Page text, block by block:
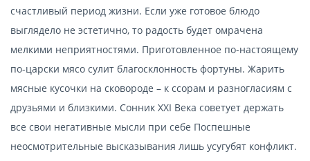
счастливый период жизни. Если уже готовое блюдо
выглядело не эстетично, то радость будет омрачена
мелкими неприятностями. Приготовленное по-настоящему
по-царски мясо сулит благосклонность фортуны. Жарить
мясные кусочки на сковороде – к ссорам и разногласиям с
друзьями и близкими. Сонник XXI Века советует держать
все свои негативные мысли при себе Поспешные
неосмотрительные высказывания лишь усугубят конфликт.